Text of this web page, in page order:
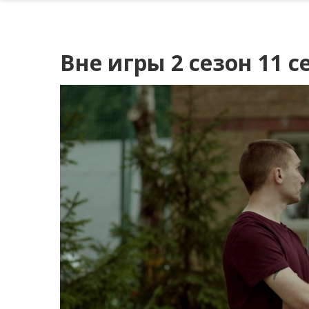
Вне игры 2 сезон 11